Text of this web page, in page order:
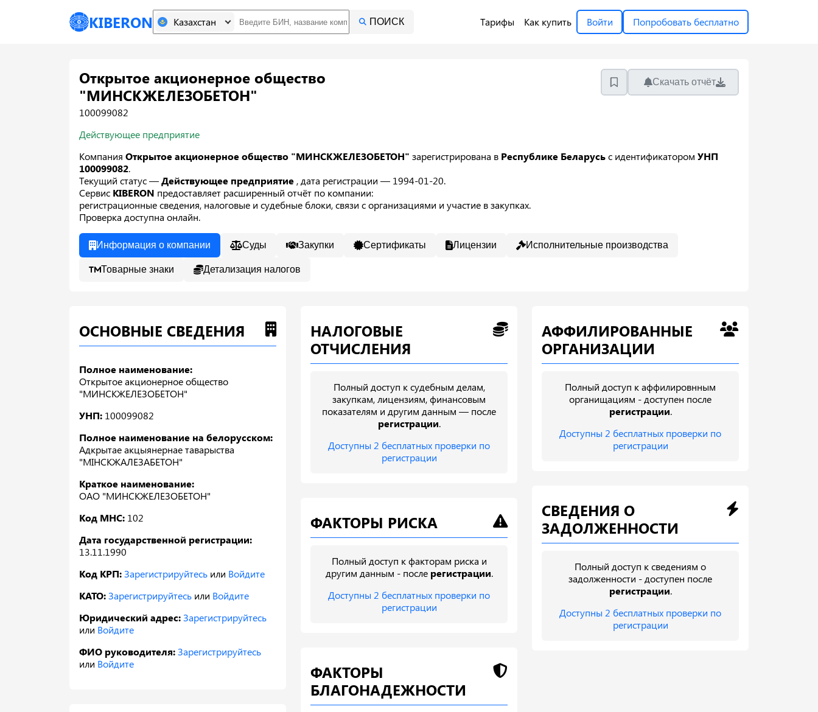
KIBERON Казахстан ПОИСК Тарифы Как купить Войти Попробовать бесплатно
Открытое акционерное общество
"МИНСКЖЕЛЕЗОБЕТОН"
100099082
Скачать отчёт
Действующее предприятие
Компания Открытое акционерное общество "МИНСКЖЕЛЕЗОБЕТОН" зарегистрирована в Республике Беларусьс идентификатором УНП
100099082.
Текущий статус —Действующее предприятие , дата регистрации — 1994-01-20.
Сервис KIBERON предоставляет расширенный отчёт по компании:
регистрационные сведения, налоговые и судебные блоки, связи с организациями и участие в закупках.
Проверка доступна онлайн.
Информация о компании Суды Закупки Сертификаты Лицензии Исполнительные производства
Товарные знаки Детализация налогов
ОСНОВНЫЕ СВЕДЕНИЯ
Полное наименование:
Открытое акционерное общество
"МИНСКЖЕЛЕЗОБЕТОН"
УНП: 100099082
Полное наименование на белорусском:
Адкрытае акцыянернае таварыства
"МIНСКЖАЛЕЗАБЕТОН"
Краткое наименование:
ОАО "МИНСКЖЕЛЕЗОБЕТОН"
Код МНС: 102
Дата государственной регистрации:
13.11.1990
Код КРП:Зарегистрируйтесь или Войдите
КАТО:Зарегистрируйтесь или Войдите
Юридический адрес:Зарегистрируйтесь
или Войдите
ФИО руководителя:Зарегистрируйтесь
или Войдите
НАЛОГОВЫЕ
ОТЧИСЛЕНИЯ
Полный доступ к судебным делам,
закупкам, лицензиям, финансовым
показателям и другим данным — после
регистрации.
Доступны 2 бесплатных проверки по
регистрации
ФАКТОРЫ РИСКА
Полный доступ к факторам риска и
другим данным - после регистрации.
Доступны 2 бесплатных проверки по
регистрации
ФАКТОРЫ
БЛАГОНАДЕЖНОСТИ
АФФИЛИРОВАННЫЕ
ОРГАНИЗАЦИИ
Полный доступ к аффилировнным
органищациям - доступен после
регистрации.
Доступны 2 бесплатных проверки по
регистрации
СВЕДЕНИЯ О
ЗАДОЛЖЕННОСТИ
Полный доступ к сведениям о
задолженности - доступен после
регистрации.
Доступны 2 бесплатных проверки по
регистрации